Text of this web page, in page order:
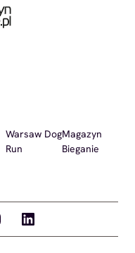
Warsaw Dog
Run
Magazyn
Bieganie
LinkedIn